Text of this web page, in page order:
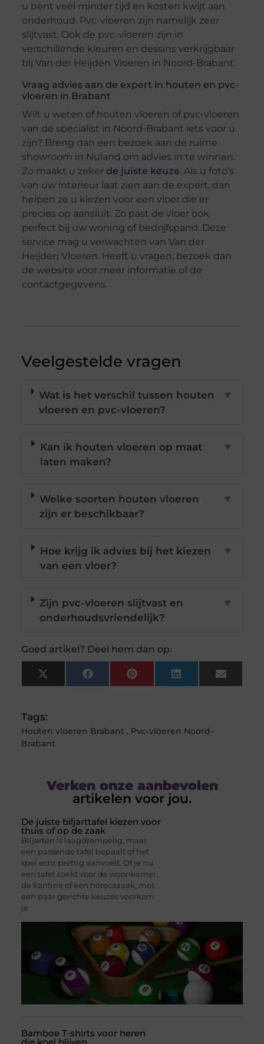
u bent veel minder tijd en kosten kwijt aan
onderhoud. Pvc-vloeren zijn namelijk zeer
slijtvast. Ook de pvc-vloeren zijn in
verschillende kleuren en dessins verkrijgbaar
bij Van der Heijden Vloeren in Noord-Brabant.
Vraag advies aan de expert in houten en pvc-
vloeren in Brabant
Wilt u weten of houten vloeren of pvc-vloeren
van de specialist in Noord-Brabant iets voor u
zijn? Breng dan een bezoek aan de ruime
showroom in Nuland om advies in te winnen.
Zo maakt u zeker de juiste keuze. Als u foto’s
van uw interieur laat zien aan de expert, dan
helpen ze u kiezen voor een vloer die er
precies op aansluit. Zo past de vloer ook
perfect bij uw woning of bedrijfspand. Deze
service mag u verwachten van Van der
Heijden Vloeren. Heeft u vragen, bezoek dan
de website voor meer informatie of de
contactgegevens.
Veelgestelde vragen
Wat is het verschil tussen houten
vloeren en pvc-vloeren?
▼
Kan ik houten vloeren op maat
laten maken?
▼
Welke soorten houten vloeren
zijn er beschikbaar?
▼
Hoe krijg ik advies bij het kiezen
van een vloer?
▼
Zijn pvc-vloeren slijtvast en
onderhoudsvriendelijk?
▼
Goed artikel? Deel hem dan op:
X
(Twitter)
FacebookPinterestLinkedInEmail
Tags:
Houten vloeren Brabant , Pvc-vloeren Noord-
Brabant
Verken onze aanbevolen
artikelen voor jou.
De juiste biljarttafel kiezen voor
thuis of op de zaak
Biljarten is laagdrempelig, maar
een passende tafel bepaalt of het
spel echt prettig aanvoelt. Of je nu
een tafel zoekt voor de woonkamer,
de kantine of een horecazaak, met
een paar gerichte keuzes voorkom
je
Bamboe T-shirts voor heren